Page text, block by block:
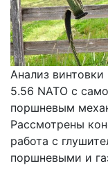
Анализ винтовки
5.56 NATO с
поршневым
Рассмотрены
работа с
поршневыми и